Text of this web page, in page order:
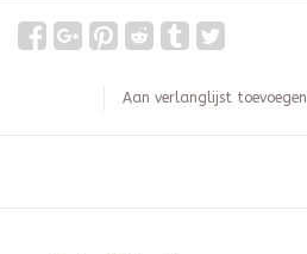
Aan verlanglijst toevoegen